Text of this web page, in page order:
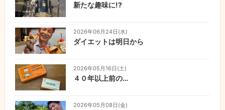
新たな趣味に!?
2026年06月24日(水)
ダイエットは明日から
2026年05月16日(土)
４０年以上前の…
2026年05月08日(金)